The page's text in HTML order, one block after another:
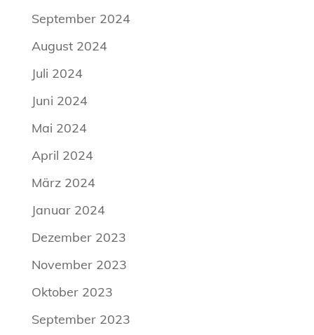
September 2024
August 2024
Juli 2024
Juni 2024
Mai 2024
April 2024
März 2024
Januar 2024
Dezember 2023
November 2023
Oktober 2023
September 2023